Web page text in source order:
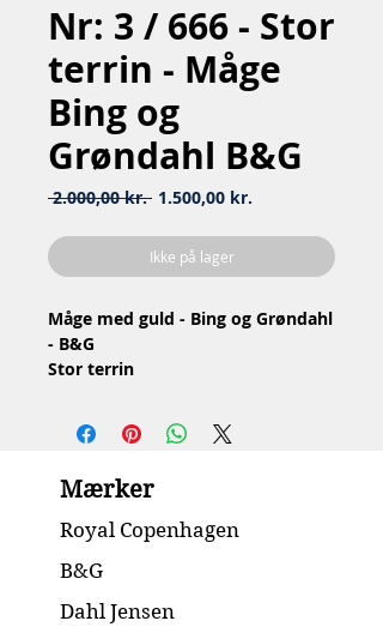
Nr: 3 / 666 - Stor
terrin - Måge
Bing og
Grøndahl B&G
2.000,00 kr. Regulær
1.500,00 kr.
Ikke på lager
Måge med guld - Bing og Grøndahl
- B&G
Stor terrin
Material: Porcelain / Porcelæn
Design: Fanny Garde
Condition: No chip or cracks
/ Ingen skår eller revner
Dimension: H26 x 33 cm
Mærker
Royal Copenhagen
B&G
Dahl Jensen